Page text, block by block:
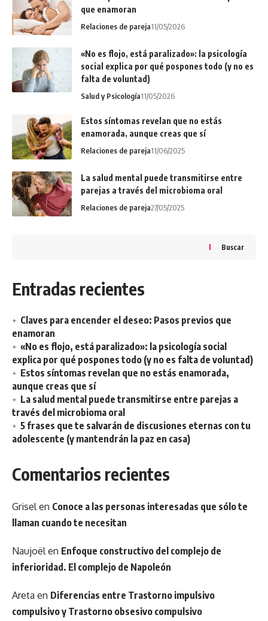
que enamoran
Relaciones de pareja11/05/2026
«No es flojo, está paralizado»: la psicología
social explica por qué pospones todo (y no es
falta de voluntad)
Salud y Psicología11/05/2026
Estos síntomas revelan que no estás
enamorada, aunque creas que sí
Relaciones de pareja11/06/2025
La salud mental puede transmitirse entre
parejas a través del microbioma oral
Relaciones de pareja27/05/2025
Buscar
Entradas recientes
Claves para encender el deseo: Pasos previos que
enamoran
«No es flojo, está paralizado»: la psicología social
explica por qué pospones todo (y no es falta de voluntad)
Estos síntomas revelan que no estás enamorada,
aunque creas que sí
La salud mental puede transmitirse entre parejas a
través del microbioma oral
5 frases que te salvarán de discusiones eternas con tu
adolescente (y mantendrán la paz en casa)
Comentarios recientes
Grisel en Conoce a las personas interesadas que sólo te
llaman cuando te necesitan
Naujoël en Enfoque constructivo del complejo de
inferioridad. El complejo de Napoleón
Areta en Diferencias entre Trastorno impulsivo
compulsivo y Trastorno obsesivo compulsivo